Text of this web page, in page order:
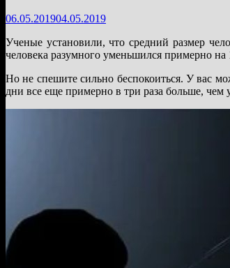
06.05.201904.05.2019
Ученые установили, что средний размер
человека разумного уменьшился примерно на
Но не спешите сильно беспокоиться. У вас
дни все еще примерно в три раза больше, чем